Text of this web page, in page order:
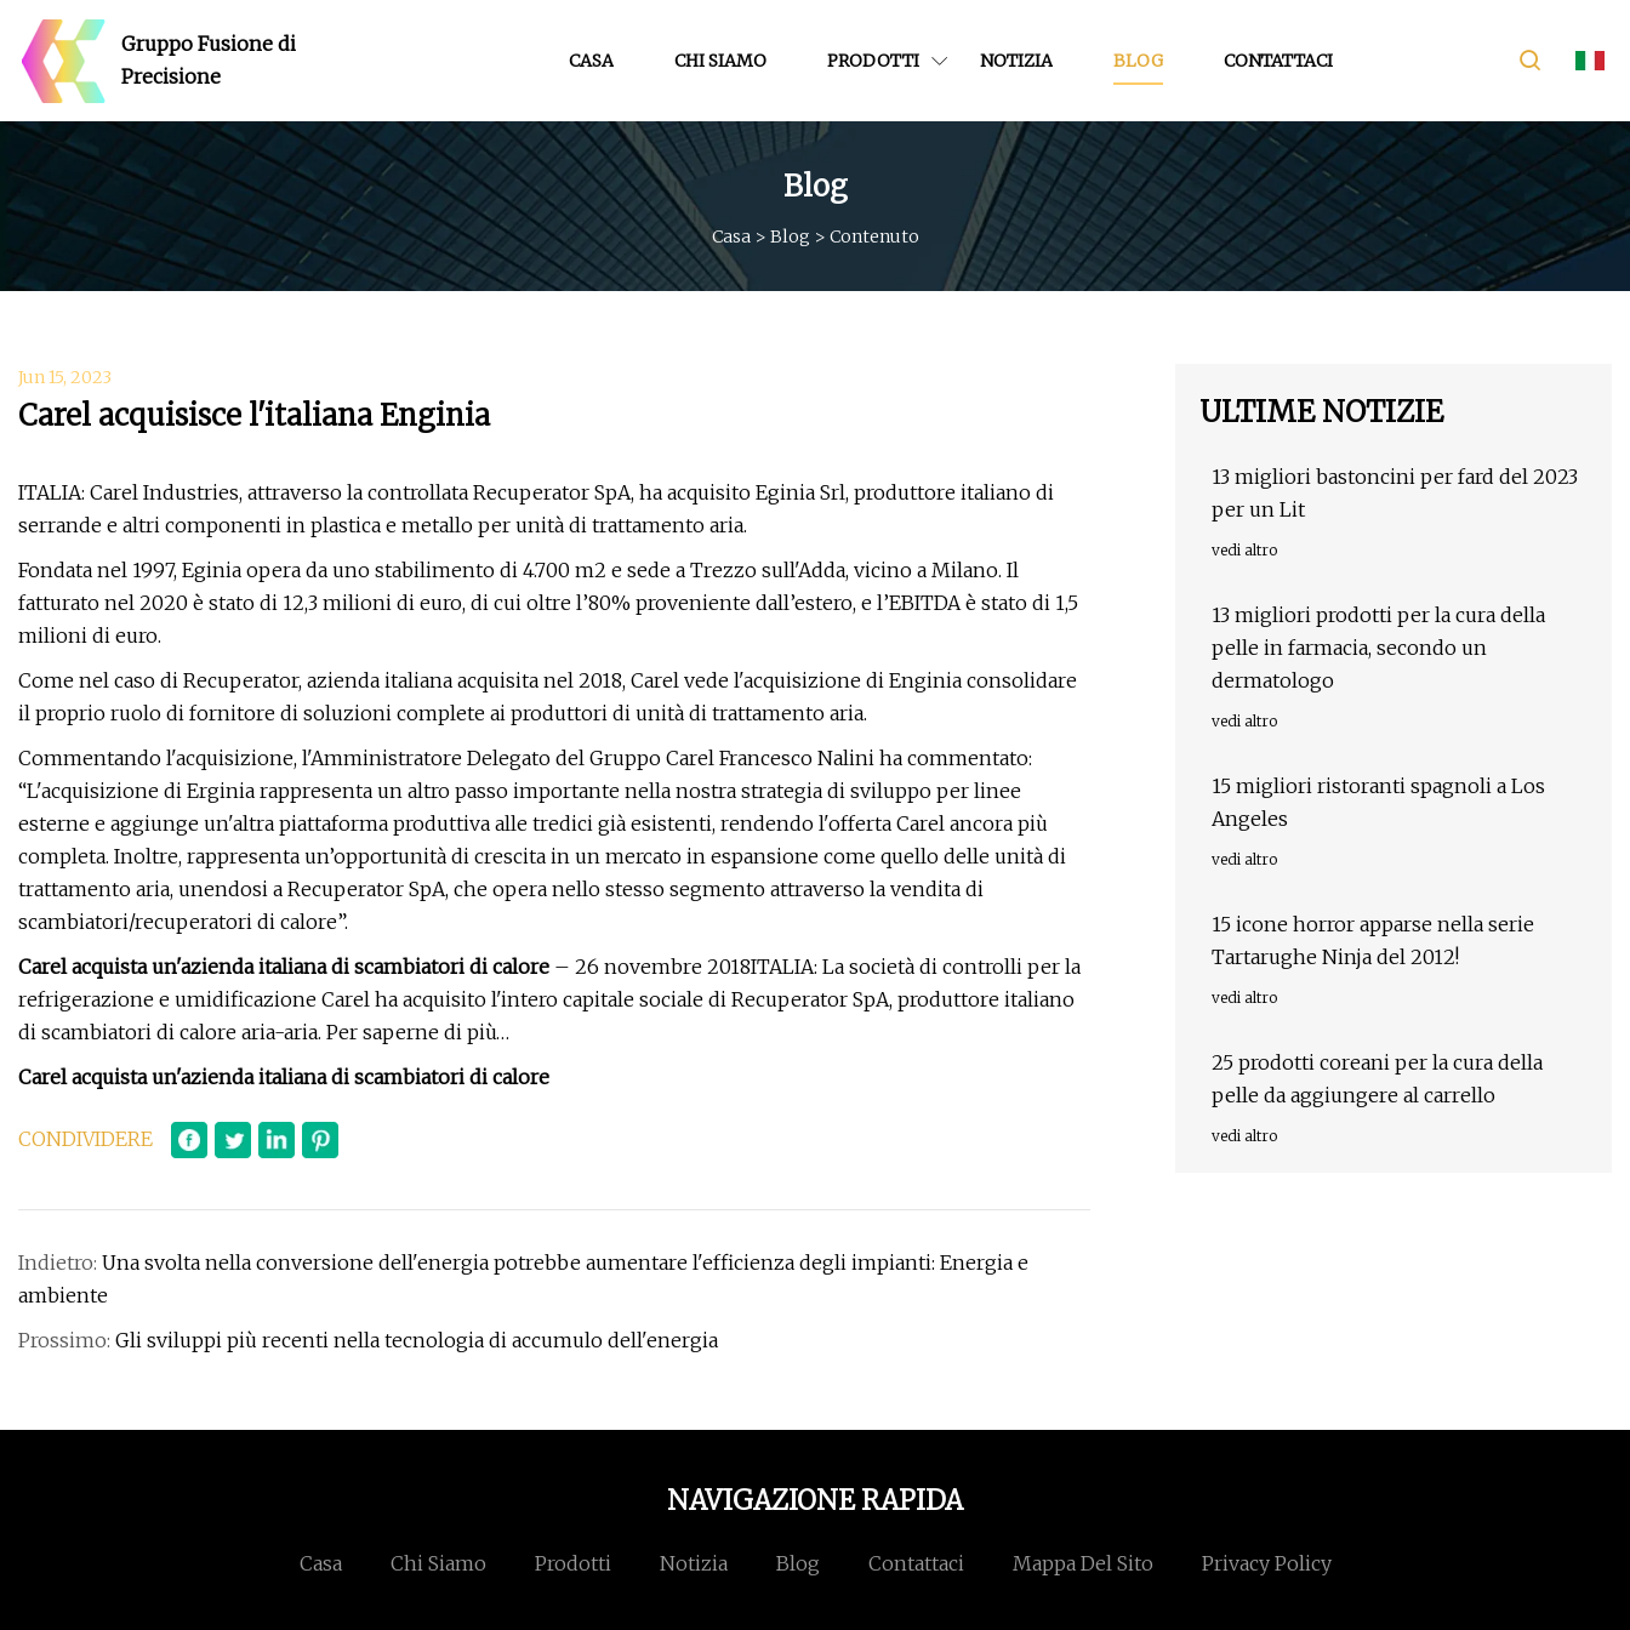
Gruppo Fusione di
Precisione
CASA CHI SIAMO PRODOTTI NOTIZIA BLOG CONTATTACI
Blog
Casa > Blog > Contenuto
Jun 15, 2023
Carel acquisisce l'italiana Enginia
ITALIA: Carel Industries, attraverso la controllata Recuperator SpA, ha acquisito Eginia Srl, produttore italiano di
serrande e altri componenti in plastica e metallo per unità di trattamento aria.
Fondata nel 1997, Eginia opera da uno stabilimento di 4.700 m2 e sede a Trezzo sull'Adda, vicino a Milano. Il
fatturato nel 2020 è stato di 12,3 milioni di euro, di cui oltre l’80% proveniente dall’estero, e l’EBITDA è stato di 1,5
milioni di euro.
Come nel caso di Recuperator, azienda italiana acquisita nel 2018, Carel vede l'acquisizione di Enginia consolidare
il proprio ruolo di fornitore di soluzioni complete ai produttori di unità di trattamento aria.
Commentando l'acquisizione, l'Amministratore Delegato del Gruppo Carel Francesco Nalini ha commentato:
“L'acquisizione di Erginia rappresenta un altro passo importante nella nostra strategia di sviluppo per linee
esterne e aggiunge un'altra piattaforma produttiva alle tredici già esistenti, rendendo l'offerta Carel ancora più
completa. Inoltre, rappresenta un’opportunità di crescita in un mercato in espansione come quello delle unità di
trattamento aria, unendosi a Recuperator SpA, che opera nello stesso segmento attraverso la vendita di
scambiatori/recuperatori di calore”.
Carel acquista un'azienda italiana di scambiatori di calore – 26 novembre 2018ITALIA: La società di controlli per la
refrigerazione e umidificazione Carel ha acquisito l'intero capitale sociale di Recuperator SpA, produttore italiano
di scambiatori di calore aria-aria. Per saperne di più…
Carel acquista un'azienda italiana di scambiatori di calore
CONDIVIDERE
Indietro: Una svolta nella conversione dell'energia potrebbe aumentare l'efficienza degli impianti: Energia e
ambiente
Prossimo: Gli sviluppi più recenti nella tecnologia di accumulo dell'energia
ULTIME NOTIZIE
13 migliori bastoncini per fard del 2023
per un Lit
vedi altro
13 migliori prodotti per la cura della
pelle in farmacia, secondo un
dermatologo
vedi altro
15 migliori ristoranti spagnoli a Los
Angeles
vedi altro
15 icone horror apparse nella serie
Tartarughe Ninja del 2012!
vedi altro
25 prodotti coreani per la cura della
pelle da aggiungere al carrello
vedi altro
NAVIGAZIONE RAPIDA
Casa Chi Siamo Prodotti Notizia Blog Contattaci Mappa Del Sito Privacy Policy